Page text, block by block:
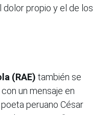
dolor propio y el de los
(RAE) también se
un mensaje en
peruano César